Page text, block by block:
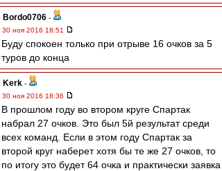
Bordo0706 -
30 ноя 2016 18:51
Буду спокоен только при отрыве 16 очков за 5
туров до конца
Kerk -
30 ноя 2016 18:36
В прошлом году во втором круге Спартак
набрал 27 очков. Это был 5й результат среди
всех команд. Если в этом году Спартак за
второй круг наберет хотя бы те же 27 очков, то
по итогу это будет 64 очка и практически заявка